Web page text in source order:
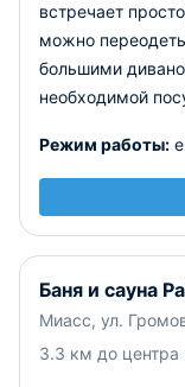
встречает
можно
большими
необходимой
Режим работы:
Баня и сауна
Миасс, ул.
3.3 км до центра